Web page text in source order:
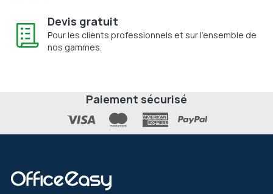
Devis gratuit
Pour les clients professionnels et sur l'ensemble de
nos gammes.
Paiement sécurisé